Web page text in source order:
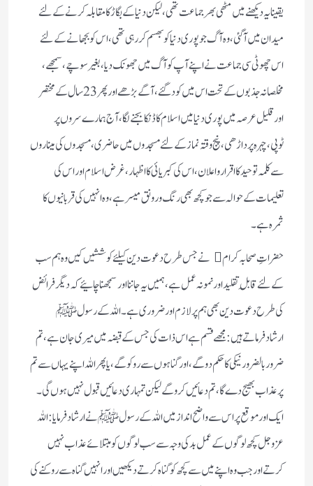
یقینایہ دیکھنے میں مٹھی بھر جماعت تھی، لیکن دنیاکے بگاڑ کا مقابلہ کرنے کے لئے
میدان میں آگئی، وہ آگ جو پوری دنیا کوبھسم کر رہی تھی، اس کو بجھانے کے لئے
اس چھوٹی سی جماعت نے اپنے آپ کوآگ میں جھونک دیا، بغیر سوچے، سمجھے،
مخلصانہ جذبوں کے تحت اس میں کو دگئے، آگے بڑھے اور پھر 23 سال کے مختصر
اور قلیل عرصہ میں پوری دنیا میں اسلام کا ڈنکا بجنے لگا،آج ہمارے سروں پر
ٹوپی،چہرہ پر داڑھی،پنج وقتہ نماز کے لئے مسجدوں میں حاضری،مسجدوں کی میناروں
سے کلمہ توحیدکا اقرا رواعلان،اس کی کبریائی کا اظہار ، غرض اسلام اور اس کی
تعلیمات کے حوالہ سے جوکچھ بھی رنگ ورونق میسر ہے،وہ انہیں کی قربانیوں کا
ثمرہ ہے ۔
حضراتِ صحابہ کرام نے جس طرح دعوت دین کیلئےکوششیں کیں وہ ہم سب
کے لئے قابلِ تقلیداور نمونہ عمل ہے،ہمیں یہ جاننااورسمجھناچائیے کہ دیگرفرائض
کی طرح دعوت دین بھی ہم پرلازم اور ضروری ہے۔ اللہ کے رسول ﷺ
ارشادفرماتے ہیں :مجھے قسم ہے اس ذات کی جس کے قبضہ میں میری جان ہے،تم
ضرور بالضرور نیکی کاحکم دوگے،اور گناہوں سےروکوگے،یاپھر اللہ اپنے یہاں سے تم
پر عذاب بھیج دے گا،تم دعائیں کروگے لیکن تمہاری دعائیں قبول نہیں ہوں گی۔
ایک اورموقع پراس سے واضح اندازمیں اللہ کے رسولﷺ نے ارشادفرمایا:اللہ
عزوجل کچھ لوگوں کے عمل بدکی وجہ سے سب لوگوں کومبتلائے عذاب نہیں
کرتے اورجب وہ اپنے میں سے کچھ کوگناہ کرتے دیکھیں اورانہیں گناہ سے روکنے کی